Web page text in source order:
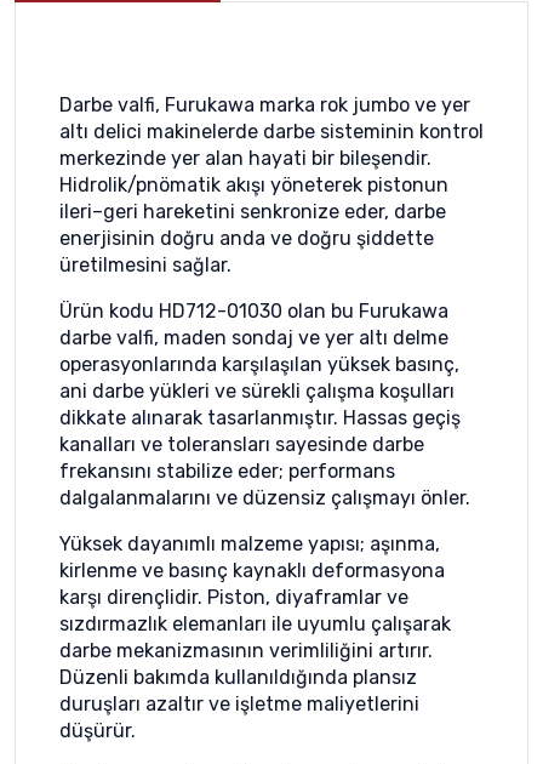
Darbe valfi, Furukawa marka rok jumbo ve yer
altı delici makinelerde darbe sisteminin kontrol
merkezinde yer alan hayati bir bileşendir.
Hidrolik/pnömatik akışı yöneterek pistonun
ileri–geri hareketini senkronize eder, darbe
enerjisinin doğru anda ve doğru şiddette
üretilmesini sağlar.
Ürün kodu HD712-01030 olan bu Furukawa
darbe valfi, maden sondaj ve yer altı delme
operasyonlarında karşılaşılan yüksek basınç,
ani darbe yükleri ve sürekli çalışma koşulları
dikkate alınarak tasarlanmıştır. Hassas geçiş
kanalları ve toleransları sayesinde darbe
frekansını stabilize eder; performans
dalgalanmalarını ve düzensiz çalışmayı önler.
Yüksek dayanımlı malzeme yapısı; aşınma,
kirlenme ve basınç kaynaklı deformasyona
karşı dirençlidir. Piston, diyaframlar ve
sızdırmazlık elemanları ile uyumlu çalışarak
darbe mekanizmasının verimliliğini artırır.
Düzenli bakımda kullanıldığında plansız
duruşları azaltır ve işletme maliyetlerini
düşürür.